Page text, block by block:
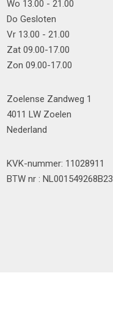
Wo 13.00 - 21.00
Do Gesloten
Vr 13.00 - 21.00
Zat 09.00-17.00
Zon 09.00-17.00
Zoelense Zandweg 1
4011 LW Zoelen
Nederland
KVK-nummer: 11028911
BTW nr : NL001549268B23